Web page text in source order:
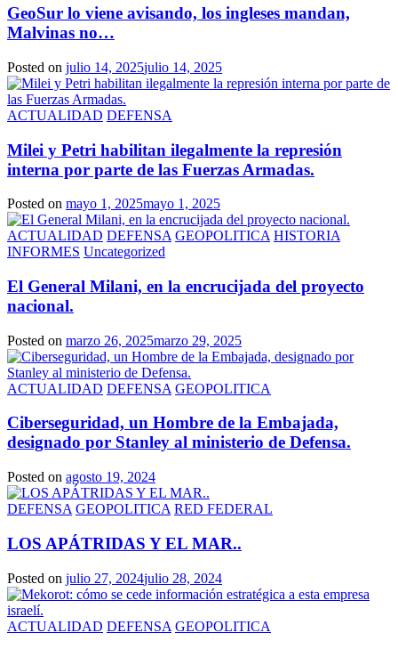
GeoSur lo viene avisando, los ingleses mandan,
Malvinas no…
Posted on julio 14, 2025julio 14, 2025
ACTUALIDAD DEFENSA
Milei y Petri habilitan ilegalmente la represión
interna por parte de las Fuerzas Armadas.
Posted on mayo 1, 2025mayo 1, 2025
ACTUALIDAD DEFENSA GEOPOLITICA HISTORIA
INFORMES Uncategorized
El General Milani, en la encrucijada del proyecto
nacional.
Posted on marzo 26, 2025marzo 29, 2025
ACTUALIDAD DEFENSA GEOPOLITICA
Ciberseguridad, un Hombre de la Embajada,
designado por Stanley al ministerio de Defensa.
Posted on agosto 19, 2024
DEFENSA GEOPOLITICA RED FEDERAL
LOS APÁTRIDAS Y EL MAR..
Posted on julio 27, 2024julio 28, 2024
ACTUALIDAD DEFENSA GEOPOLITICA